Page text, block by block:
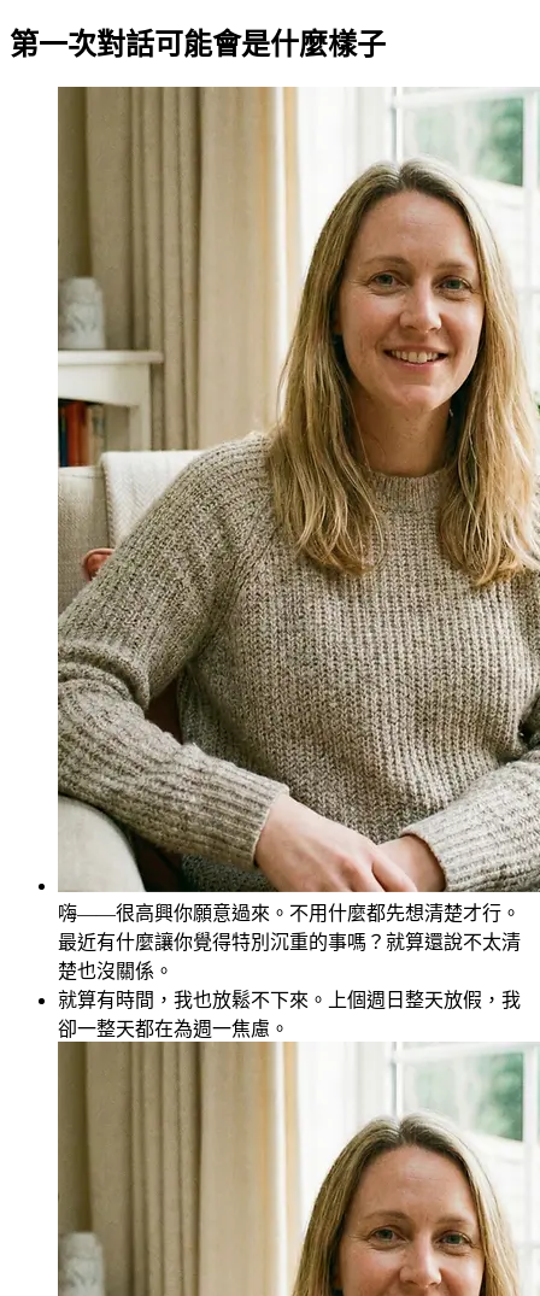
第一次對話可能會是什麼樣子
嗨——很高興你願意過來。不用什麼都先想清楚才行。
最近有什麼讓你覺得特別沉重的事嗎？就算還說不太清
楚也沒關係。
就算有時間，我也放鬆不下來。上個週日整天放假，我
卻一整天都在為週一焦慮。